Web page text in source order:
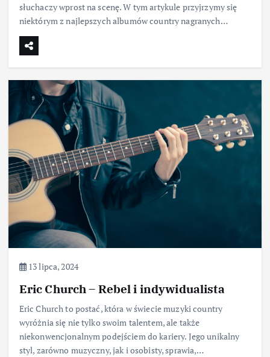
słuchaczy wprost na scenę. W tym artykule przyjrzymy się
niektórym z najlepszych albumów country nagranych…
13 lipca, 2024
Eric Church – Rebel i indywidualista
Eric Church to postać, która w świecie muzyki country
wyróżnia się nie tylko swoim talentem, ale także
niekonwencjonalnym podejściem do kariery. Jego unikalny
styl, zarówno muzyczny, jak i osobisty, sprawia,…